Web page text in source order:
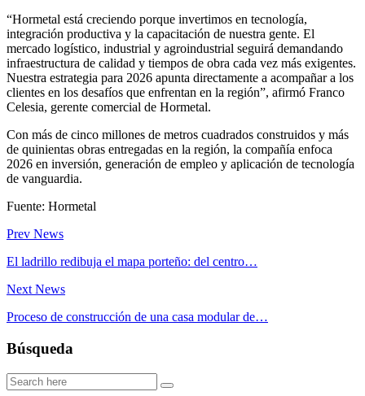
“Hormetal está creciendo porque invertimos en tecnología,
integración productiva y la capacitación de nuestra gente. El
mercado logístico, industrial y agroindustrial seguirá demandando
infraestructura de calidad y tiempos de obra cada vez más exigentes.
Nuestra estrategia para 2026 apunta directamente a acompañar a los
clientes en los desafíos que enfrentan en la región”, afirmó Franco
Celesia, gerente comercial de Hormetal.
Con más de cinco millones de metros cuadrados construidos y más
de quinientas obras entregadas en la región, la compañía enfoca
2026 en inversión, generación de empleo y aplicación de tecnología
de vanguardia.
Fuente: Hormetal
Prev News
El ladrillo redibuja el mapa porteño: del centro…
Next News
Proceso de construcción de una casa modular de…
Búsqueda